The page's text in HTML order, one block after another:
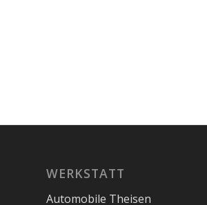
WERKSTATT
Automobile Theisen